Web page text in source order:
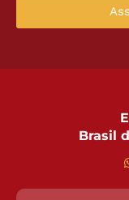
Brasil